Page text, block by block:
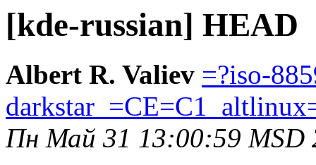
[kde-russian] HEAD
Albert R. Valiev =?iso-
Пн Май 31 13:00:59 MSD